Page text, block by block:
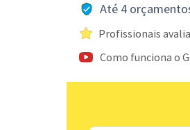
Até 4
Profissionais
Como funciona o